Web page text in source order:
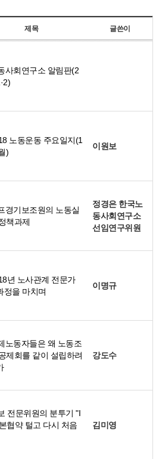
제목 글쓴이
사회연구소 알림판(2
노동운동 주요일지(1
)
이원보
경기보조원의 노동실
책과제
정경은 한국노
동사회연구소
선임연구위원
년 노사관계 전문가
정을 마치며
이명규
노동자들은 왜 노동조
제회를 같이 설립하려
강도수
전문위원의 분투기 "I
협약 털고 다시 처음
김미영